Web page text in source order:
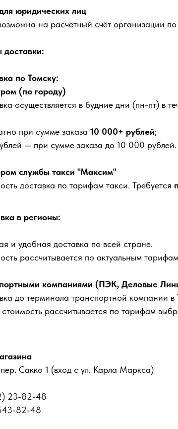
юридических лиц
на расчётный счёт организации
по Томску:
(по городу)
осуществляется в будние дни (пн-пт) в
при сумме заказа 10 000+ рублей;
— при сумме заказа до 10 000 рублей.
службы такси "Максим"
доставка по тарифам такси. Требуется
в регионы:
и удобная доставка по всей стране.
рассчитывается по актуальным
компаниями (ПЭК, Деловые
до терминала транспортной компании
рассчитывается по тарифам
пер. Сакко 1 (вход с ул. Карла Маркса)
23-82-48
82-48